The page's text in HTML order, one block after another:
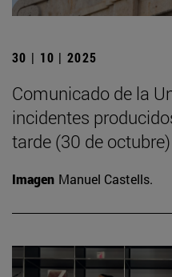
30 | 10 | 2025
Comunicado de la
incidentes
tarde (30 de octubre)
Imagen Manuel Castells.